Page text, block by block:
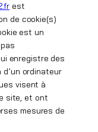
est
de cookie(s)
est un
enregistre des
ordinateur
visent à
site, et ont
mesures de